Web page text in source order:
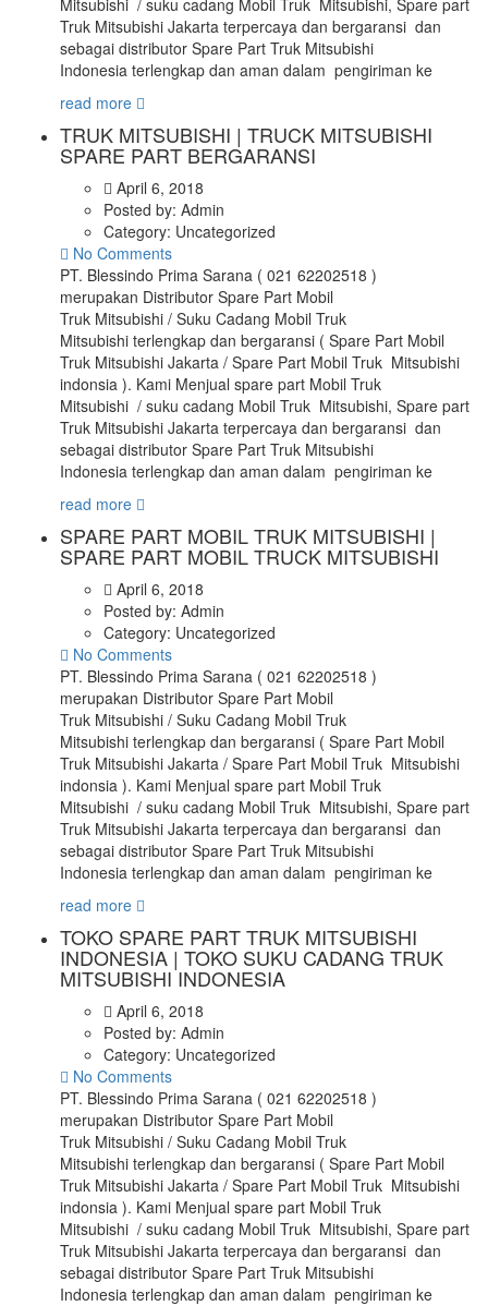
Truk Mitsubishi Jakarta terpercaya dan bergaransi dan
sebagai distributor Spare Part Truk Mitsubishi
Indonesia terlengkap dan aman dalam pengiriman ke
read more
TRUK MITSUBISHI | TRUCK MITSUBISHI
SPARE PART BERGARANSI
April 6, 2018
Posted by: Admin
Category: Uncategorized
No Comments
PT. Blessindo Prima Sarana ( 021 62202518 )
merupakan Distributor Spare Part Mobil
Truk Mitsubishi / Suku Cadang Mobil Truk
Mitsubishi terlengkap dan bergaransi ( Spare Part Mobil
Truk Mitsubishi Jakarta / Spare Part Mobil Truk Mitsubishi
indonsia ). Kami Menjual spare part Mobil Truk
Mitsubishi / suku cadang Mobil Truk Mitsubishi, Spare part
Truk Mitsubishi Jakarta terpercaya dan bergaransi dan
sebagai distributor Spare Part Truk Mitsubishi
Indonesia terlengkap dan aman dalam pengiriman ke
read more
SPARE PART MOBIL TRUK MITSUBISHI |
SPARE PART MOBIL TRUCK MITSUBISHI
April 6, 2018
Posted by: Admin
Category: Uncategorized
No Comments
PT. Blessindo Prima Sarana ( 021 62202518 )
merupakan Distributor Spare Part Mobil
Truk Mitsubishi / Suku Cadang Mobil Truk
Mitsubishi terlengkap dan bergaransi ( Spare Part Mobil
Truk Mitsubishi Jakarta / Spare Part Mobil Truk Mitsubishi
indonsia ). Kami Menjual spare part Mobil Truk
Mitsubishi / suku cadang Mobil Truk Mitsubishi, Spare part
Truk Mitsubishi Jakarta terpercaya dan bergaransi dan
sebagai distributor Spare Part Truk Mitsubishi
Indonesia terlengkap dan aman dalam pengiriman ke
read more
TOKO SPARE PART TRUK MITSUBISHI
INDONESIA | TOKO SUKU CADANG TRUK
MITSUBISHI INDONESIA
April 6, 2018
Posted by: Admin
Category: Uncategorized
No Comments
PT. Blessindo Prima Sarana ( 021 62202518 )
merupakan Distributor Spare Part Mobil
Truk Mitsubishi / Suku Cadang Mobil Truk
Mitsubishi terlengkap dan bergaransi ( Spare Part Mobil
Truk Mitsubishi Jakarta / Spare Part Mobil Truk Mitsubishi
indonsia ). Kami Menjual spare part Mobil Truk
Mitsubishi / suku cadang Mobil Truk Mitsubishi, Spare part
Truk Mitsubishi Jakarta terpercaya dan bergaransi dan
sebagai distributor Spare Part Truk Mitsubishi
Indonesia terlengkap dan aman dalam pengiriman ke